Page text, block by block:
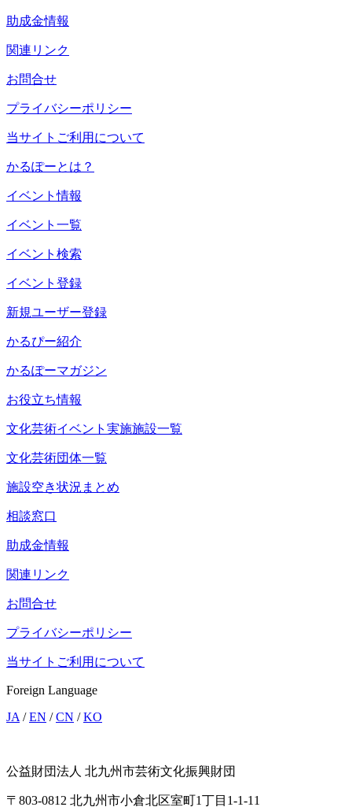
助成金情報
関連リンク
お問合せ
プライバシーポリシー
当サイトご利用について
かるぽーとは？
イベント情報
イベント一覧
イベント検索
イベント登録
新規ユーザー登録
かるぴー紹介
かるぽーマガジン
お役立ち情報
文化芸術イベント実施施設一覧
文化芸術団体一覧
施設空き状況まとめ
相談窓口
助成金情報
関連リンク
お問合せ
プライバシーポリシー
当サイトご利用について
Foreign Language
JA /EN /CN /KO
公益財団法人 北九州市芸術文化振興財団
〒803-0812 北九州市小倉北区室町1丁目1-1-11